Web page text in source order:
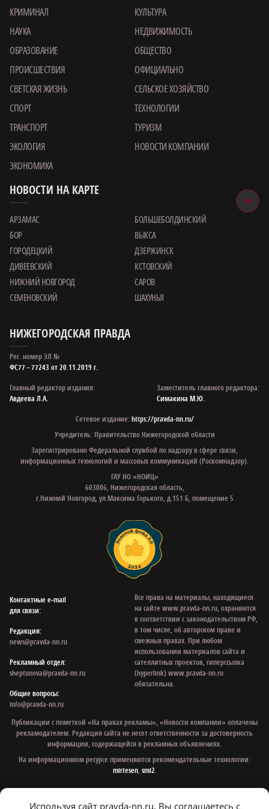
КРИМИНАЛ
КУЛЬТУРА
НАУКА
НЕДВИЖИМОСТЬ
ОБРАЗОВАНИЕ
ОБЩЕСТВО
ПРОИСШЕСТВИЯ
ОФИЦИАЛЬНО
СВЕТСКАЯ ЖИЗНЬ
СЕЛЬСКОЕ ХОЗЯЙСТВО
СПОРТ
ТЕХНОЛОГИИ
ТРАНСПОРТ
ТУРИЗМ
ЭКОЛОГИЯ
НОВОСТИ КОМПАНИИ
ЭКОНОМИКА
НОВОСТИ НА КАРТЕ
АРЗАМАС
БОЛЬШЕБОЛДИНСКИЙ
БОР
ВЫКСА
ГОРОДЕЦКИЙ
ДЗЕРЖИНСК
ДИВЕЕВСКИЙ
КСТОВСКИЙ
НИЖНИЙ НОВГОРОД
САРОВ
СЕМЕНОВСКИЙ
ШАХУНЬЯ
НИЖЕГОРОДСКАЯ ПРАВДА
Рег. номер ЭЛ №
ФС77 – 77243 от 20.11.2019 г.
Главный редактор издания:
Авдеева Л.А.
Заместитель главного редактора:
Симакина М.Ю.
Сетевое издание:https://pravda-nn.ru/
Учредитель: Правительство Нижегородской области
Зарегистрировано Федеральной службой по надзору в сфере связи,
информационных технологий и массовых коммуникаций (Роскомнадзор).
ГАУ НО «НОИЦ»
603006, Нижегородская область,
г.Нижний Новгород, ул.Максима Горького, д.151 Б, помещение 5
Контактные e‑mail
для связи:
Редакция:
news@pravda-nn.ru
Рекламный отдел:
sheptunova@pravda-nn.ru
Общие вопросы:
info@pravda-nn.ru
Все права на материалы, находящиеся
на сайте www.pravda-nn.ru, охраняются
в соответствии с законодательством РФ,
в том числе, об авторском праве и
смежных правах. При любом
использовании материалов сайта и
сателлитных проектов, гиперссылка
(hyperlink) www.pravda-nn.ru
обязательна.
Публикации с пометкой «На правах рекламы», «Новости компании» оплачены
рекламодателем. Редакция сайта не несет ответственности за достоверность
информации, содержащейся в рекламных объявлениях.
На информационном ресурсе применяются рекомендательные технологии:
mirtesen,smi2.
Используя сайт pravda-nn.ru, Вы соглашаетесь с